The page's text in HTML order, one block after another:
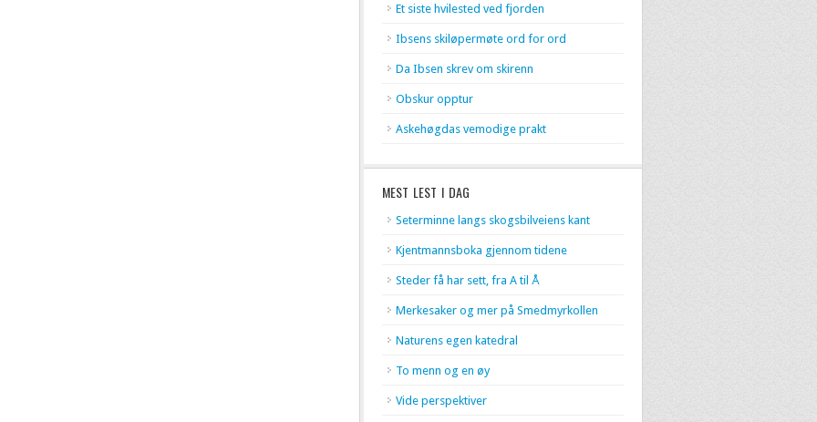
Et siste hvilested ved fjorden
Ibsens skiløpermøte ord for ord
Da Ibsen skrev om skirenn
Obskur opptur
Askehøgdas vemodige prakt
MEST LEST I DAG
Seterminne langs skogsbilveiens kant
Kjentmannsboka gjennom tidene
Steder få har sett, fra A til Å
Merkesaker og mer på Smedmyrkollen
Naturens egen katedral
To menn og en øy
Vide perspektiver